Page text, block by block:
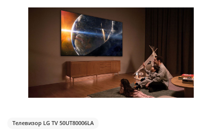
Телевизор LG TV 50UT80006LA